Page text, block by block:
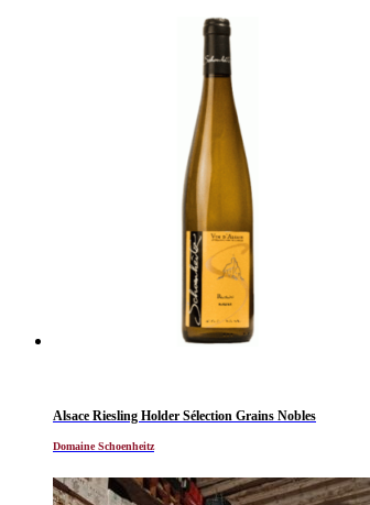
Alsace Riesling Holder Sélection Grains Nobles
Domaine Schoenheitz